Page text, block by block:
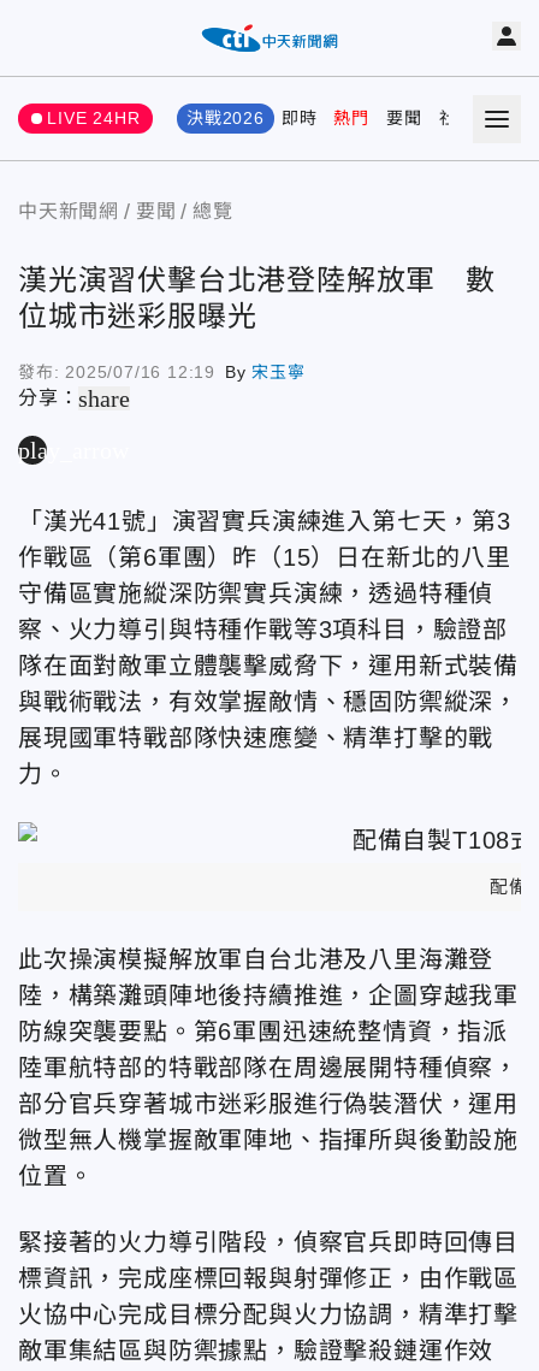
LIVE 24HR 決戰2026 即時 熱門 要聞 社會 娛樂
中天新聞網 要聞 總覽
漢光演習伏擊台北港登陸解放軍 數
位城市迷彩服曝光
發布: 2025/07/16 12:19 By 宋玉寧
分享：share
play_arrow
「漢光41號」演習實兵演練進入第七天，第3
作戰區（第6軍團）昨（15）日在新北的八里
守備區實施縱深防禦實兵演練，透過特種偵
察、火力導引與特種作戰等3項科目，驗證部
隊在面對敵軍立體襲擊威脅下，運用新式裝備
與戰術戰法，有效掌握敵情、穩固防禦縱深，
展現國軍特戰部隊快速應變、精準打擊的戰
力。
配備
此次操演模擬解放軍自台北港及八里海灘登
陸，構築灘頭陣地後持續推進，企圖穿越我軍
防線突襲要點。第6軍團迅速統整情資，指派
陸軍航特部的特戰部隊在周邊展開特種偵察，
部分官兵穿著城市迷彩服進行偽裝潛伏，運用
微型無人機掌握敵軍陣地、指揮所與後勤設施
位置。
緊接著的火力導引階段，偵察官兵即時回傳目
標資訊，完成座標回報與射彈修正，由作戰區
火協中心完成目標分配與火力協調，精準打擊
敵軍集結區與防禦據點，驗證擊殺鏈運作效